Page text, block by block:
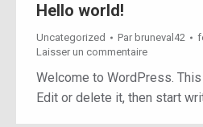
Hello world!
Uncategorized Par bruneval42
Laisser un commentaire
Welcome to WordPress.
Edit or delete it, then start